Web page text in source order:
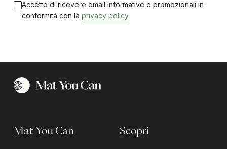
Accetto di ricevere email informative e promozionali in
conformità con la privacy policy
Mat You Can Scopri